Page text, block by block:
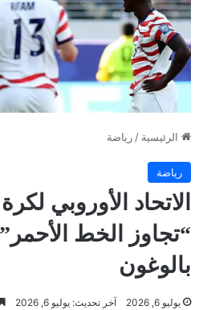
الرئيسية /رياضة
رياضة
الاتحاد الأوروبي
“تجاوز الخط
بالوغون
يوليو 6, 2026 آخر تحديث: يوليو 6, 2026